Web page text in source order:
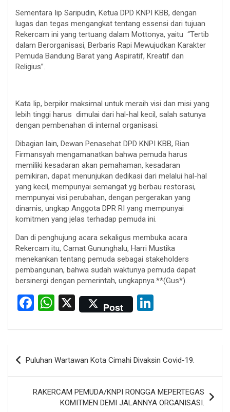
Sementara Iip Saripudin, Ketua DPD KNPI KBB, dengan
lugas dan tegas mengangkat tentang essensi dari tujuan
Rekercam ini yang tertuang dalam Mottonya, yaitu “Tertib
dalam Berorganisasi, Berbaris Rapi Mewujudkan Karakter
Pemuda Bandung Barat yang Aspiratif, Kreatif dan
Religius”.
Kata Iip, berpikir maksimal untuk meraih visi dan misi yang
lebih tinggi harus dimulai dari hal-hal kecil, salah satunya
dengan pembenahan di internal organisasi.
Dibagian lain, Dewan Penasehat DPD KNPI KBB, Rian
Firmansyah mengamanatkan bahwa pemuda harus
memiliki kesadaran akan pemahaman, kesadaran
pemikiran, dapat menunjukan dedikasi dari melalui hal-hal
yang kecil, mempunyai semangat yg berbau restorasi,
mempunyai visi perubahan, dengan pergerakan yang
dinamis, ungkap Anggota DPR RI yang mempunyai
komitmen yang jelas terhadap pemuda ini.
Dan di penghujung acara sekaligus membuka acara
Rekercam itu, Camat Gununghalu, Harri Mustika
menekankan tentang pemuda sebagai stakeholders
pembangunan, bahwa sudah waktunya pemuda dapat
bersinergi dengan pemerintah, ungkapnya.**(Gus*).
F
ce
b
o
o
W
at
s
A
p
p
X Post
ke
dI
n
Post
navigation
Puluhan Wartawan Kota Cimahi Divaksin Covid-19.
RAKERCAM PEMUDA/KNPI RONGGA MEPERTEGAS
KOMITMEN DEMI JALANNYA ORGANISASI.